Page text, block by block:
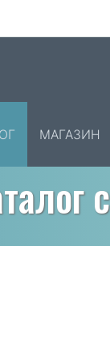
МАГАЗИН